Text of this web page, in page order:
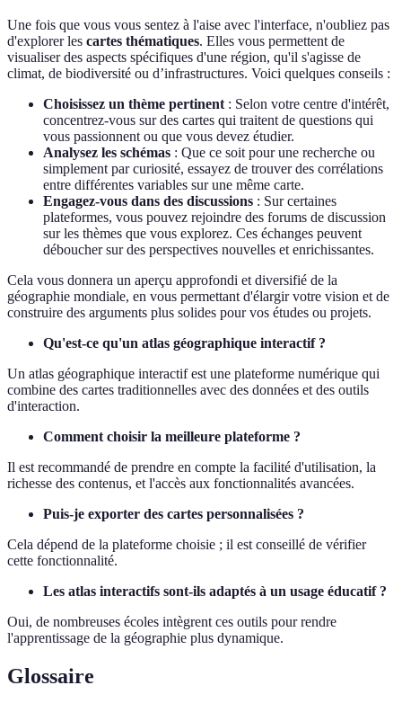
Une fois que vous vous sentez à l'aise avec l'interface, n'oubliez pas
d'explorer les cartes thématiques. Elles vous permettent de
visualiser des aspects spécifiques d'une région, qu'il s'agisse de
climat, de biodiversité ou d’infrastructures. Voici quelques conseils :
Choisissez un thème pertinent : Selon votre centre d'intérêt,
concentrez-vous sur des cartes qui traitent de questions qui
vous passionnent ou que vous devez étudier.
Analysez les schémas : Que ce soit pour une recherche ou
simplement par curiosité, essayez de trouver des corrélations
entre différentes variables sur une même carte.
Engagez-vous dans des discussions : Sur certaines
plateformes, vous pouvez rejoindre des forums de discussion
sur les thèmes que vous explorez. Ces échanges peuvent
déboucher sur des perspectives nouvelles et enrichissantes.
Cela vous donnera un aperçu approfondi et diversifié de la
géographie mondiale, en vous permettant d'élargir votre vision et de
construire des arguments plus solides pour vos études ou projets.
Qu'est-ce qu'un atlas géographique interactif ?
Un atlas géographique interactif est une plateforme numérique qui
combine des cartes traditionnelles avec des données et des outils
d'interaction.
Comment choisir la meilleure plateforme ?
Il est recommandé de prendre en compte la facilité d'utilisation, la
richesse des contenus, et l'accès aux fonctionnalités avancées.
Puis-je exporter des cartes personnalisées ?
Cela dépend de la plateforme choisie ; il est conseillé de vérifier
cette fonctionnalité.
Les atlas interactifs sont-ils adaptés à un usage éducatif ?
Oui, de nombreuses écoles intègrent ces outils pour rendre
l'apprentissage de la géographie plus dynamique.
Glossaire